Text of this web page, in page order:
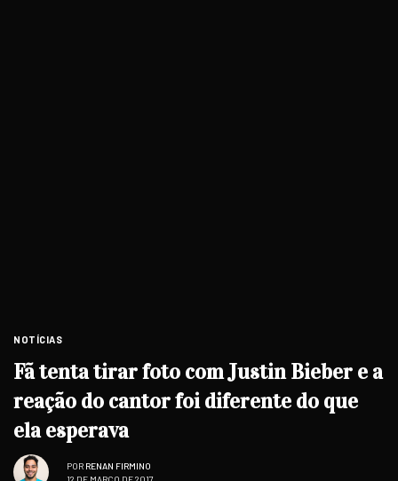
NOTÍCIAS
Fã tenta tirar foto com Justin Bieber e a
reação do cantor foi diferente do que
ela esperava
POR RENAN FIRMINO